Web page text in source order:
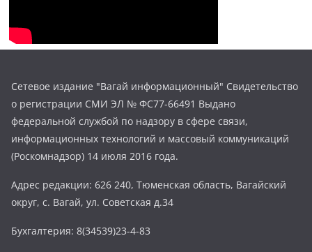
Сетевое издание "Вагай информационный" Свидетельство
о регистрации СМИ ЭЛ № ФС77-66491 Выдано
федеральной службой по надзору в сфере связи,
информационных технологий и массовый коммуникаций
(Роскомнадзор) 14 июля 2016 года.
Адрес редакции: 626 240, Тюменская область, Вагайский
округ, с. Вагай, ул. Советская д.34
Бухгалтерия: 8(34539)23-4-83